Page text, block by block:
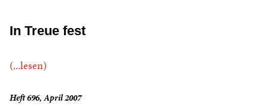
In Treue fest
(...lesen)
Heft 696, April 2007